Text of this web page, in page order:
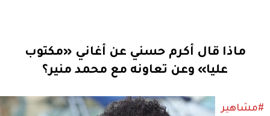
ماذا قال أكرم حسني عن أغاني «مكتوب
عليا» وعن تعاونه مع محمد منير؟
#مشاهير